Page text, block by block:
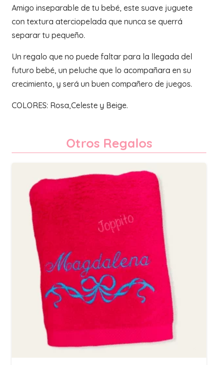
Amigo inseparable de tu bebé, este suave juguete
con textura aterciopelada que nunca se querrá
separar tu pequeño.
Un regalo que no puede faltar para la llegada del
futuro bebé, un peluche que lo acompañara en su
crecimiento, y será un buen compañero de juegos.
COLORES: Rosa,Celeste y Beige.
Otros Regalos